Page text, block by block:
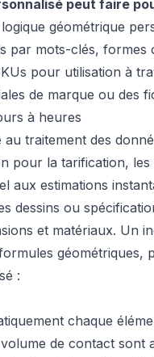
peut faire
géométrique
par mots-clés, formes
pour utilisation à
de marque ou des
à heures
traitement des
pour la tarification,
aux estimations
dessins ou
et matériaux. Un
géométriques,
:
chaque
de contact sont